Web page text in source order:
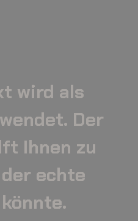
wird als
Der
Ihnen zu
echte